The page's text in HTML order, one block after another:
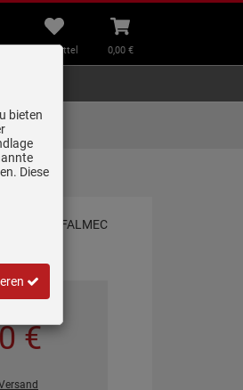
Merkzettel
aufklappen
Merkzettel
Warenkorb
aufklappen
0,00 €
zum
€
bieten
Diese